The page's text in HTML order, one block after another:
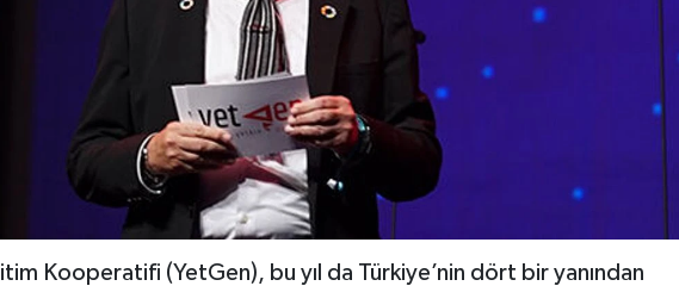
Kooperatifi (YetGen), bu yıl da Türkiye’nin dört bir yanından